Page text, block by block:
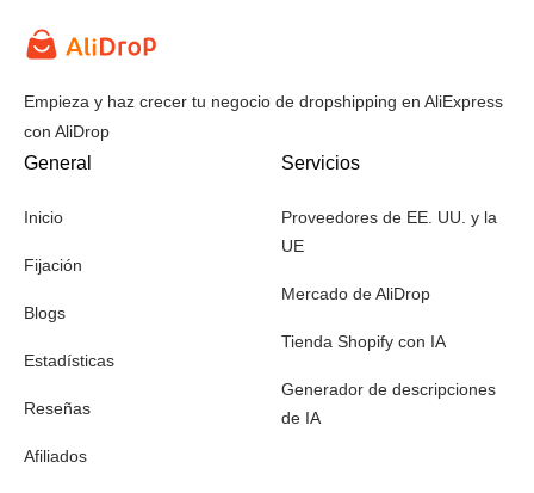
Empieza y haz crecer tu negocio de dropshipping en AliExpress
con AliDrop
General
Inicio
Fijación
Blogs
Estadísticas
Reseñas
Afiliados
Servicios
Proveedores de EE. UU. y la
UE
Mercado de AliDrop
Tienda Shopify con IA
Generador de descripciones
de IA